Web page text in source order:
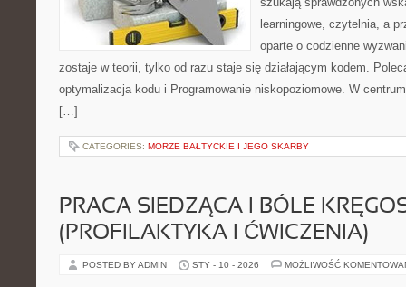
learningowe, czytelnia, a
oparte o codzienne
zostaje w teorii, tylko od razu staje się działającym kodem.
optymalizacja kodu i Programowanie niskopoziomowe. W
[…]
CATEGORIES: MORZE BAŁTYCKIE I JEGO SKARBY
PRACA SIEDZĄCA I BÓLE
(PROFILAKTYKA I ĆWICZENIA)
POSTED BY ADMIN STY - 10 - 2026 MOŻLIWOŚĆ